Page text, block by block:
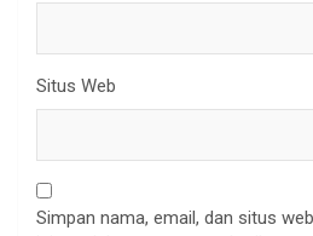
Situs Web
Simpan nama, email, dan situs